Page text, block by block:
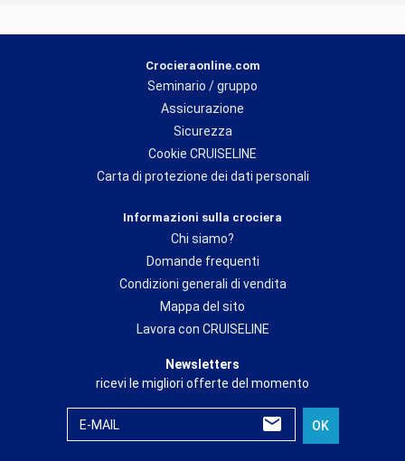
Crocieraonline.com
Seminario / gruppo
Assicurazione
Sicurezza
Cookie CRUISELINE
Carta di protezione dei dati personali
Informazioni sulla crociera
Chi siamo?
Domande frequenti
Condizioni generali di vendita
Mappa del sito
Lavora con CRUISELINE
Newsletters
ricevi le migliori offerte del momento
E-MAIL OK